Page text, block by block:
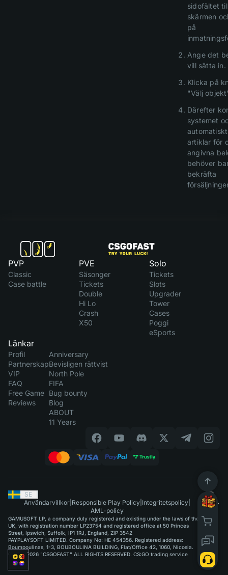
sidofältet
skärmen
på
Ange det
vill sätta in.
Klicka på
"Välj
Därefter
systemet
artiklar för
angivna
behöver
bekräfta
PVP
Classic
Case battle
PVE
Säsonger
Tickets
Double
Hi Lo
Crash
X50
Solo
Tickets
Slots
Upgrader
Tower
Cases
Poggi
eSports
Länkar
Profil
Partnerskap
VIP
FAQ
Free Game
Reviews
Anniversary
Bevisligen rättvist
North Pole
FIFA
Bug bounty
Blog
ABOUT
11 Years
SE
Användarvillkor| Responsible Play Policy| Integritetspolicy|
AML-policy
GAMUSOFT LP, a company duly registered and existing under the laws of the
UK, with registration number LP23754 and registered office at 50 Princes
Street, Ipswich, Suffolk, IP1 1RJ, England, ZIP 3542
PAYPLAYSOFT LIMITED. Company No: HE 454356. Registered address:
Boumpoulinas, 1-3, BOUBOULINA BUILDING, Flat/Office 42, 1060, Nicosia.
©2015-2026 "CSGOFAST" ALL RIGHTS RESERVED. CS:GO trading service